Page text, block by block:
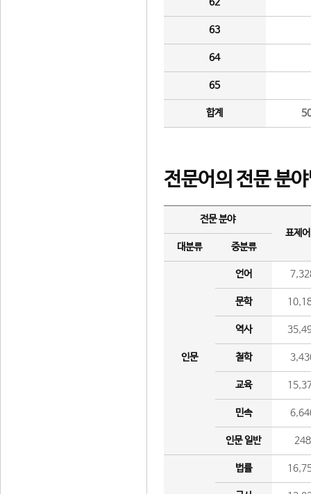
63
64
65
합계
전문어의 전문 분
전문 분야
표제
대분류
중분류
인문
언어
문학
역사
철학
교육
민속
인문 일반 248
법률